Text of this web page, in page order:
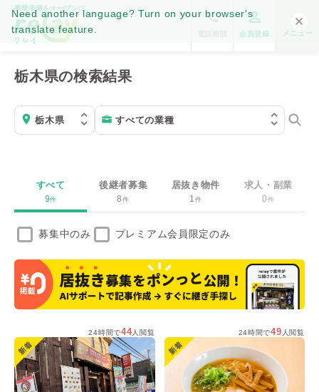
Need another language? Turn on your browser's
translate feature.
事業承継をオープンに。
会員登録 メニュー
栃木県の検索結果
すべて
9件
後継者募集
8件
居抜き物件
1 件
求人・副業
0 件
募集中のみ プレミアム会員限定のみ
24時間で44人閲覧
新着
24時間で49 人閲覧
新着